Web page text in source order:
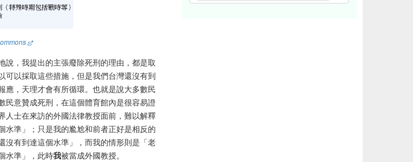
說，我提出的主張廢除死刑的理由，都是取
可以採取這些措施，但是我們台灣還沒有到
應，天理才會有所循環。也就是說大多數民
民意贊成死刑，在這個體育館內是很容易證
人士在來訪的外國法律教授面前，難以解釋
水準」；只是我的尷尬和前者正好是相反的
沒有到達這個水準」，而我的情形則是「老
水準」，此時我被當成外國教授。